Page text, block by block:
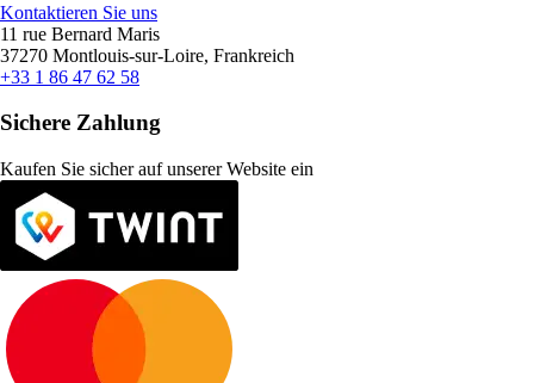
Kontaktieren Sie uns
11 rue Bernard Maris
37270 Montlouis-sur-Loire, Frankreich
+33 1 86 47 62 58
Sichere Zahlung
Kaufen Sie sicher auf unserer Website ein